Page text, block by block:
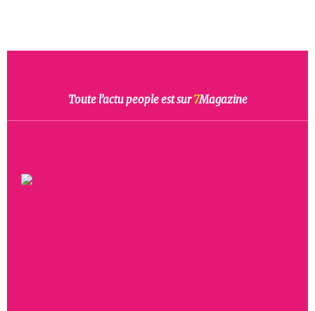
Toute l’actu people est sur7Magazine